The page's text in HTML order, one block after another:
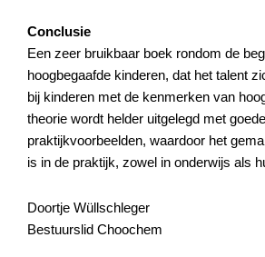
Conclusie
Een zeer bruikbaar boek rondom de
hoogbegaafde kinderen, dat het talent
bij kinderen met de kenmerken van
theorie wordt helder uitgelegd met goede
praktijkvoorbeelden, waardoor het
is in de praktijk, zowel in onderwijs als
Doortje Wüllschleger
Bestuurslid Choochem